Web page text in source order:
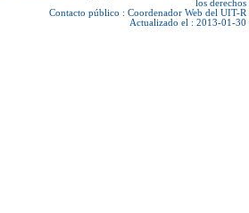
los derechos
Contacto público : Coordenador Web del UIT-R
Actualizado el : 2013-01-30